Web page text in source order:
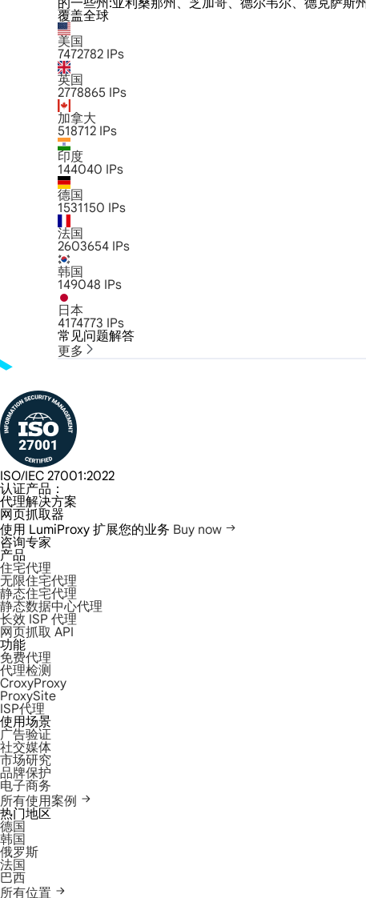
的一些州:亚利桑那州、芝加哥、德尔韦尔、德克萨斯
覆盖全球
美国
7472782 IPs
英国
2778865 IPs
加拿大
518712 IPs
印度
144040 IPs
德国
1531150 IPs
法国
2603654 IPs
韩国
149048 IPs
日本
4174773 IPs
常见问题解答
更多
ISO/IEC 27001:2022
认证产品：
代理解决方案
网页抓取器
使用 LumiProxy 扩展您的业务 Buy now
咨询专家
产品
住宅代理
无限住宅代理
静态住宅代理
静态数据中心代理
长效 ISP 代理
网页抓取 API
功能
免费代理
代理检测
CroxyProxy
ProxySite
ISP代理
使用场景
广告验证
社交媒体
市场研究
品牌保护
电子商务
所有使用案例
热门地区
德国
韩国
俄罗斯
法国
巴西
所有位置